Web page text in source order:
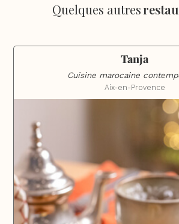
Quelques autres
Tanja
Cuisine marocaine
Aix-en-Provence